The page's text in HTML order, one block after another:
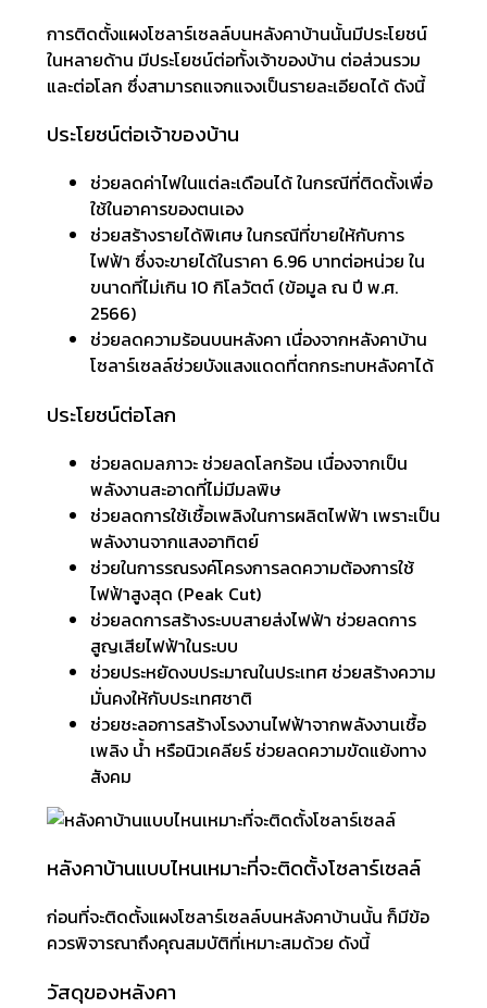
การติดตั้งแผงโซลาร์เซลล์บนหลังคาบ้านนั้นมีประโยชน์
ในหลายด้าน มีประโยชน์ต่อทั้งเจ้าของบ้าน ต่อส่วนรวม
และต่อโลก ซึ่งสามารถแจกแจงเป็นรายละเอียดได้ ดังนี้
ประโยชน์ต่อเจ้าของบ้าน
ช่วยลดค่าไฟในแต่ละเดือนได้ ในกรณีที่ติดตั้งเพื่อ
ใช้ในอาคารของตนเอง
ช่วยสร้างรายได้พิเศษ ในกรณีที่ขายให้กับการ
ไฟฟ้า ซึ่งจะขายได้ในราคา 6.96 บาทต่อหน่วย ใน
ขนาดที่ไม่เกิน 10 กิโลวัตต์ (ข้อมูล ณ ปี พ.ศ.
2566)
ช่วยลดความร้อนบนหลังคา เนื่องจากหลังคาบ้าน
โซลาร์เซลล์ช่วยบังแสงแดดที่ตกกระทบหลังคาได้
ประโยชน์ต่อโลก
ช่วยลดมลภาวะ ช่วยลดโลกร้อน เนื่องจากเป็น
พลังงานสะอาดที่ไม่มีมลพิษ
ช่วยลดการใช้เชื้อเพลิงในการผลิตไฟฟ้า เพราะเป็น
พลังงานจากแสงอาทิตย์
ช่วยในการรณรงค์โครงการลดความต้องการใช้
ไฟฟ้าสูงสุด (Peak Cut)
ช่วยลดการสร้างระบบสายส่งไฟฟ้า ช่วยลดการ
สูญเสียไฟฟ้าในระบบ
ช่วยประหยัดงบประมาณในประเทศ ช่วยสร้างความ
มั่นคงให้กับประเทศชาติ
ช่วยชะลอการสร้างโรงงานไฟฟ้าจากพลังงานเชื้อ
เพลิง น้ำ หรือนิวเคลียร์ ช่วยลดความขัดแย้งทาง
สังคม
หลังคาบ้านแบบไหนเหมาะที่จะติดตั้งโซลาร์เซลล์
ก่อนที่จะติดตั้งแผงโซลาร์เซลล์บนหลังคาบ้านนั้น ก็มีข้อ
ควรพิจารณาถึงคุณสมบัติที่เหมาะสมด้วย ดังนี้
วัสดุของหลังคา